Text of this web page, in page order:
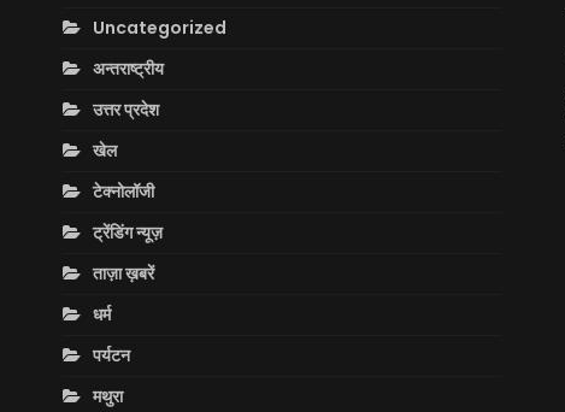
Uncategorized
अन्तराष्ट्रीय
उत्तर प्रदेश
खेल
टेक्नोलॉजी
ट्रेंडिंग न्यूज़
ताज़ा ख़बरें
धर्म
पर्यटन
मथुरा